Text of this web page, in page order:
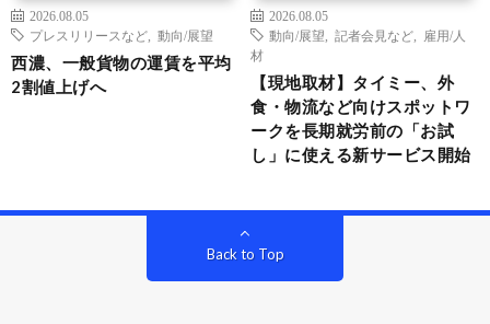
2026.08.05
プレスリリースなど
動向/展望
西濃、一般貨物の運賃を平均
2割値上げへ
2026.08.05
動向/展望
記者会見など
雇用/人
材
【現地取材】タイミー、外
食・物流など向けスポットワ
ークを長期就労前の「お試
し」に使える新サービス開始
Back to Top